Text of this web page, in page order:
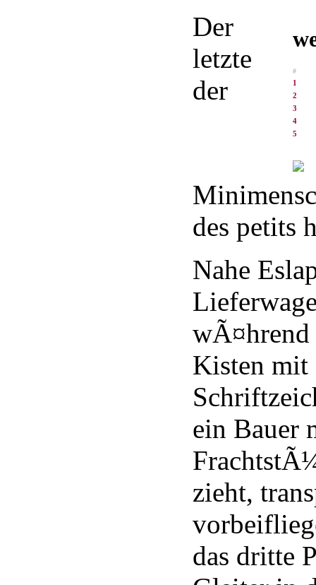
#
1
2
3
4
5
Der
letzte
der
des petits
Nahe
wÃ¤hrend
Kisten mit
ein Bauer
zieht,
das dritte